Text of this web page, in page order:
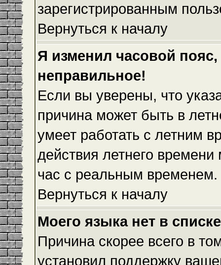
зарегистрированным
Вернуться к началу
Я изменил часовой
неправильное!
Если вы уверены, что
причина может быть в
умеет работать с летним
действия летнего
час с реальным временем.
Вернуться к началу
Моего языка нет в
Причина скорее всего в
установил поддержку